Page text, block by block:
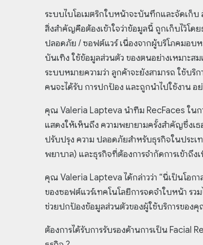
ระบบไบโอเมตริกใบหน้าจะบันทึกและจัดเก็
สิ่งสำคัญคือต้องเข้าใจว่าข้อมูลนี้ ถูกเก็บไว้โด
ปลอดภัย / ซอฟต์แวร์ เนื่องจากผู้บริโภคมอบ
บันเทิง ใช้ข้อมูลส่วนตัว ของตนอย่างเหมาะส
ระบบหมายความว่า ลูกค้าจะยังสามารถ ใช้บ
คนจะได้รับ การปกป้อง และถูกนำไปใช้งาน อย่
คุณ Valeria Lapteva นำทีม RecFaces ในก
แสดงให้เห็นถึง ความพยายามครั้งสำคัญซึ่งเ
ปรับปรุง ความ ปลอดภัยสำหรับธุรกิจในประ
พยาบาล) และธุรกิจที่ต้องการจำกัดการเข้าถึ
คุณ Valeria Lapteva ได้กล่าวว่า “นี่เป็นโอก
ของซอฟต์แวร์เทคโนโลยีการจดจำใบหน้า รว
ช่วยปกป้องข้อมูลส่วนตัวของผู้ใช้บริการของคุ
ต้องการได้รับการรับรองด้านการเป็น